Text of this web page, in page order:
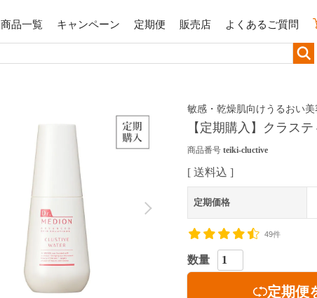
商品一覧 キャンペーン 定期便 販売店 よくあるご質問
敏感・乾燥肌向けうるおい美
【定期購入】クラス
商品番号 teiki-cluctive
送料込
定期価格
49件
定期便